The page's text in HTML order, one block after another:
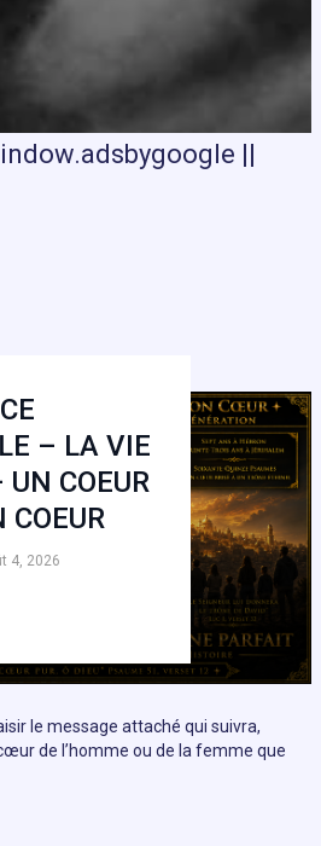
||
– LA VIE
COEUR
COEUR
4, 2026
le message attaché qui suivra,
de l’homme ou de la femme que